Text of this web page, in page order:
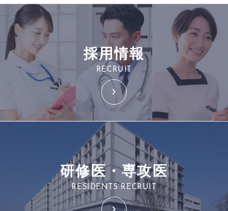
採用情報
RECRUIT
研修医・専攻医
RESIDENTS RECRUIT